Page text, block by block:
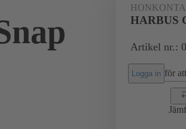
HARBUS
Artikel nr.:
Logga in för